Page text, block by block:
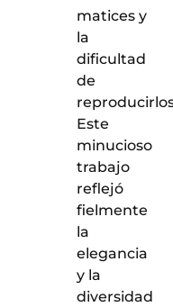
matices y
la
dificultad
de
Este
minucioso
trabajo
reflejó
fielmente
la
elegancia
y la
diversidad